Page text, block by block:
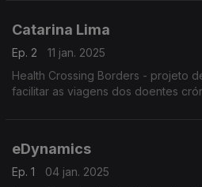
Catarina Lima
Ep. 2
11 jan. 2025
Health Crossing Borders - projeto
facilitar as viagens dos doentes
eDynamics
Ep. 1
04 jan. 2025